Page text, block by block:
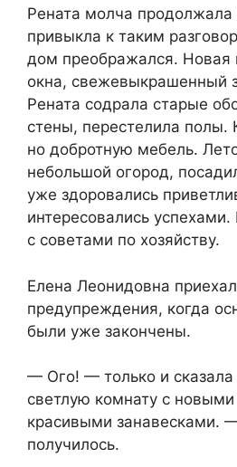
Рената молча продолжала
привыкла к таким
дом преображался. Новая
окна, свежевыкрашенный
Рената содрала старые
стены, перестелила полы.
но добротную мебель.
небольшой огород,
уже здоровались
интересовались
с советами по хозяйству.
Елена Леонидовна
предупреждения, когда
были уже закончены.
— Ого! — только и сказала
светлую комнату с
красивыми занавесками.
получилось.